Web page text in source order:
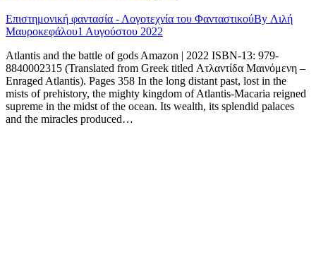
Επιστημονική φαντασία - Λογοτεχνία του ΦανταστικούBy Λιλή
Μαυροκεφάλου1 Αυγούστου 2022
Atlantis and the battle of gods Amazon | 2022 ISBN-13: 979-
8840002315 (Translated from Greek titled Ατλαντίδα Μαινόμενη –
Enraged Atlantis). Pages 358 In the long distant past, lost in the
mists of prehistory, the mighty kingdom of Atlantis-Macaria reigned
supreme in the midst of the ocean. Its wealth, its splendid palaces
and the miracles produced…